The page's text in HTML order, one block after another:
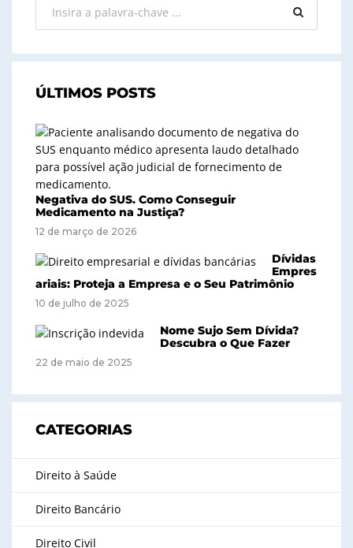
ÚLTIMOS POSTS
Negativa do SUS. Como Conseguir
Medicamento na Justiça?
12 de março de 2026
Dívidas
Empres
ariais: Proteja a Empresa e o Seu Patrimônio
10 de julho de 2025
Nome Sujo Sem Dívida?
Descubra o Que Fazer
22 de maio de 2025
CATEGORIAS
Direito à Saúde
Direito Bancário
Direito Civil